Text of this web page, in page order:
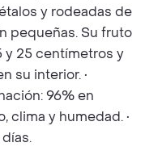
y rodeadas de
pequeñas. Su fruto
y 25 centímetros y
su interior. •
96% en
clima y humedad. •